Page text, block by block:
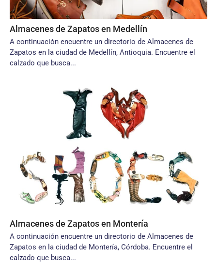
Almacenes de Zapatos en Medellín
A continuación encuentre un directorio de Almacenes de
Zapatos en la ciudad de Medellín, Antioquia. Encuentre el
calzado que busca...
Almacenes de Zapatos en Montería
A continuación encuentre un directorio de Almacenes de
Zapatos en la ciudad de Montería, Córdoba. Encuentre el
calzado que busca...